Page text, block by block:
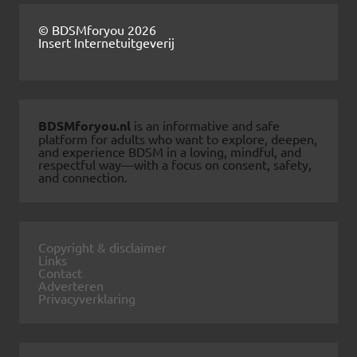
© BDSMforyou 2026
Insert Internetuitgeverij
BDSMforyou.nl is an informative and safe
platform for adults who want to explore, deepen,
and experience BDSM in a loving, mindful, and
respectful way—with a focus on consent, safety,
and connection.
Copyright & disclaimer
Links
Contact
Adverteren
Privacyverklaring